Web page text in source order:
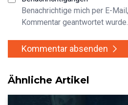
Benachrichtige mich per E-
Kommentar geantwortet wurde.
Kommentar absenden
Ähnliche Artikel